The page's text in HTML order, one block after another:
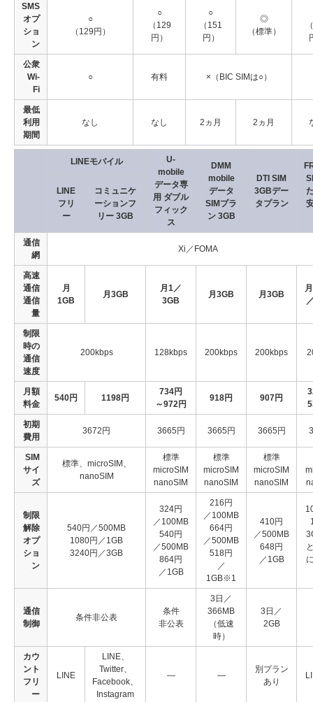
SMS
オプ
ショ
ン
○
（129円）
○
（129
円）
○
（151
円）
◎
（標準）
公衆
Wi-
Fi
○ 有料 ×（BIC SIMは○）
最低
利用
期間
なし なし 2ヵ月 2ヵ月
LINEモバイル
U-
mobile
データ専
用 ダブル
フィック
ス
DMM
mobile
データ
SIMプラ
ン 3GB
DTI SIM
3GBデー
タプラン
LINE
フリ
ー
コミュニケ
ーションフ
リー 3GB
通信
網
Xi／FOMA
高速
通信
通信
量
月
1GB
月3GB
月1／
3GB
月3GB 月3GB
制限
時の
通信
速度
200kbps 128kbps 200kbps 200kbps
月額
料金
540円 1198円
734円
～972円
918円 907円
初期
費用
3672円 3665円 3665円 3665円
SIM
サイ
ズ
標準、microSIM、
nanoSIM
標準
microSIM
nanoSIM
標準
microSIM
nanoSIM
標準
microSIM
nanoSIM
制限
解除
オプ
ショ
ン
540円／500MB
1080円／1GB
3240円／3GB
324円
／100MB
540円
／500MB
864円
／1GB
216円
／100MB
664円
／500MB
518円
／
1GB※1
410円
／500MB
648円
／1GB
通信
制御
条件非公表
条件
非公表
3日／
366MB
（低速
時）
3日／
2GB
カウ
ント
フリ
ー
LINE
LINE、
Twitter、
Facebook、
Instagram
― ―
別プラン
あり